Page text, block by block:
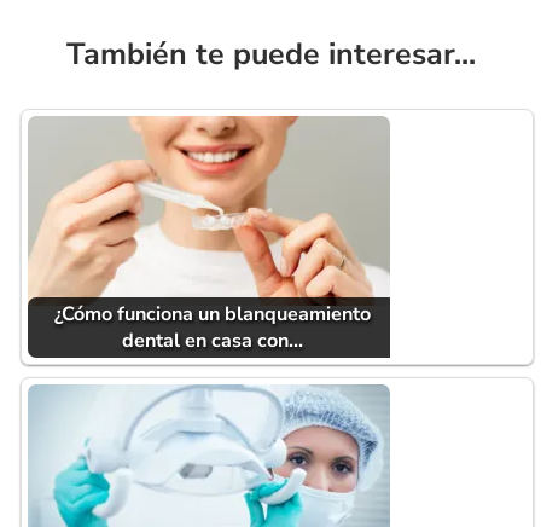
También te puede interesar...
¿Cómo funciona un blanqueamiento
dental en casa con…